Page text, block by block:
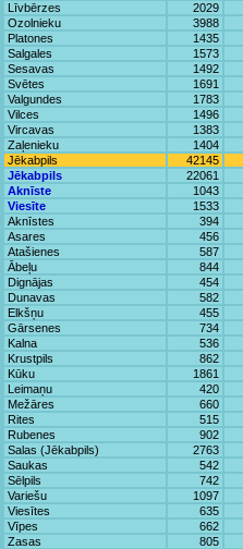
Līvbērzes
2029
Ozolnieku
3988
Platones
1435
Salgales
1573
Sesavas
1492
Svētes
1691
Valgundes
1783
Vilces
1496
Vircavas
1383
Zaļenieku
1404
Jēkabpils
42145
Jēkabpils
22061
Aknīste
1043
Viesīte
1533
Aknīstes
394
Asares
456
Atašienes
587
Ābeļu
844
Dignājas
454
Dunavas
582
Elkšņu
455
Gārsenes
734
Kalna
536
Krustpils
862
Kūku
1861
Leimaņu
420
Mežāres
660
Rites
515
Rubenes
902
Salas (Jēkabpils)
2763
Saukas
542
Sēlpils
742
Variešu
1097
Viesītes
635
Vīpes
662
Zasas
805